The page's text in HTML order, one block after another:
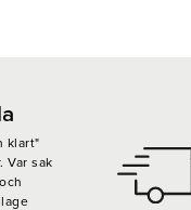
klart"
Var sak